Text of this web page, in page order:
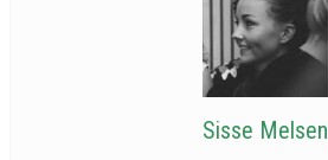
Sisse Melsen